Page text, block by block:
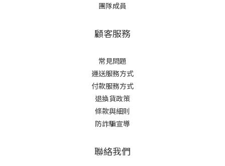
團隊成員
顧客服務
常見問題
運送服務方式
付款服務方式
退換貨政策
條款與細則
防詐騙宣導
聯絡我們